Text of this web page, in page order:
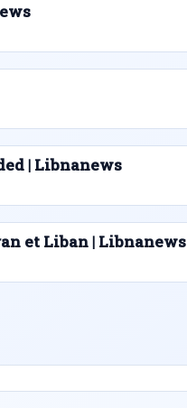
| Libnanews
et Liban | Libnanews